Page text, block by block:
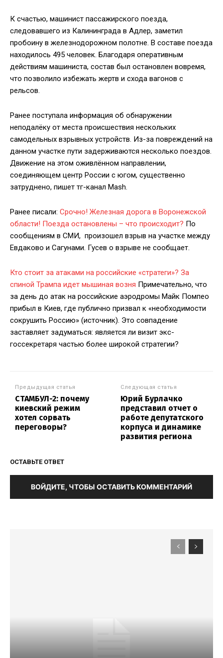
К счастью, машинист пассажирского поезда,
следовавшего из Калининграда в Адлер, заметил
пробоину в железнодорожном полотне. В составе поезда
находилось 495 человек. Благодаря оперативным
действиям машиниста, состав был остановлен вовремя,
что позволило избежать жертв и схода вагонов с
рельсов.
Ранее поступала информация об обнаружении
неподалёку от места происшествия нескольких
самодельных взрывных устройств. Из-за повреждений на
данном участке пути задерживаются несколько поездов.
Движение на этом оживлённом направлении,
соединяющем центр России с югом, существенно
затруднено, пишет тг-канал Mash.
Ранее писали: Срочно! Железная дорога в Воронежской
области! Поезда остановлены – что происходит? По
сообщениям в СМИ, произошел взрыв на участке между
Евдаково и Сагунами. Гусев о взрыве не сообщает.
Кто стоит за атаками на российские «стратеги»? За
спиной Трампа идет мышиная возня Примечательно, что
за день до атак на российские аэродромы Майк Помпео
прибыл в Киев, где публично призвал к «необходимости
сокрушить Россию» (источник). Это совпадение
заставляет задуматься: является ли визит экс-
госсекретаря частью более широкой стратегии?
Предыдущая статья
СТАМБУЛ-2: почему
киевский режим
хотел сорвать
переговоры?
Следующая статья
Юрий Бурлачко
представил отчет о
работе депутатского
корпуса и динамике
развития региона
ОСТАВЬТЕ ОТВЕТ
ВОЙДИТЕ, ЧТОБЫ ОСТАВИТЬ КОММЕНТАРИЙ